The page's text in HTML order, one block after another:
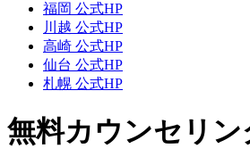
福岡 公式HP
川越 公式HP
高崎 公式HP
仙台 公式HP
札幌 公式HP
無料カウンセリン